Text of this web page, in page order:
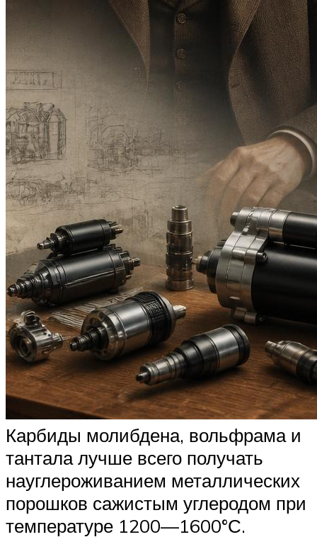
Карбиды молибдена, вольфрама и
тантала лучше всего получать
науглероживанием металлических
порошков сажистым углеродом при
температуре 1200—1600°С.